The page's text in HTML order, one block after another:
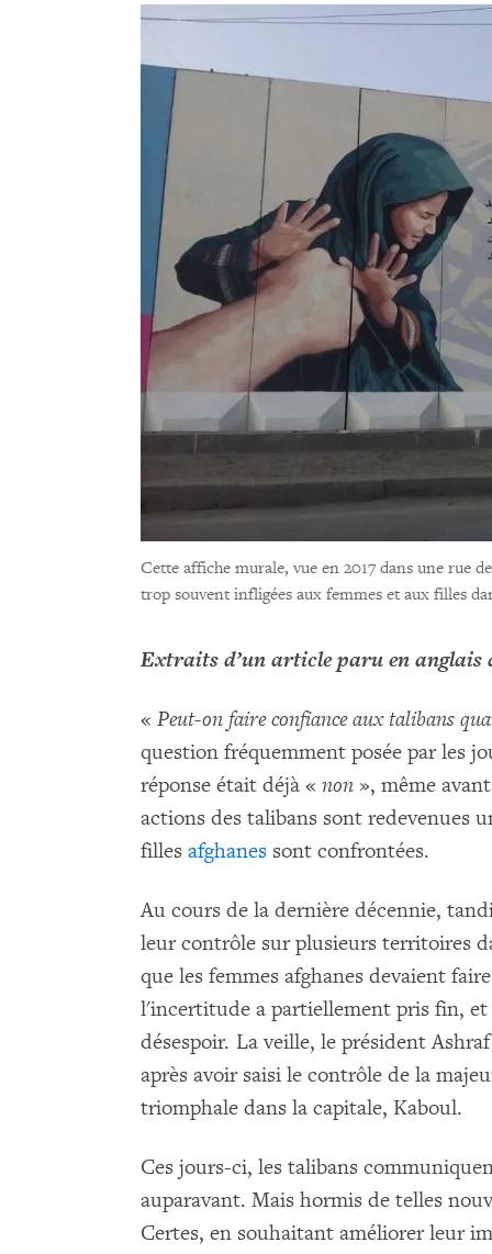
Cette affiche murale, vue en 2017 dans une rue
trop souvent infligées aux femmes et aux filles
Extraits d’un article paru en anglais
« Peut-on faire confiance aux talibans
question fréquemment posée par les
réponse était déjà « non », même
actions des talibans sont redevenues
filles afghanes sont confrontées.
Au cours de la dernière décennie,
leur contrôle sur plusieurs territoires
que les femmes afghanes devaient
l'incertitude a partiellement pris fin, et
désespoir. La veille, le président
après avoir saisi le contrôle de la
triomphale dans la capitale, Kaboul.
Ces jours-ci, les talibans
auparavant. Mais hormis de telles
Certes, en souhaitant améliorer leur